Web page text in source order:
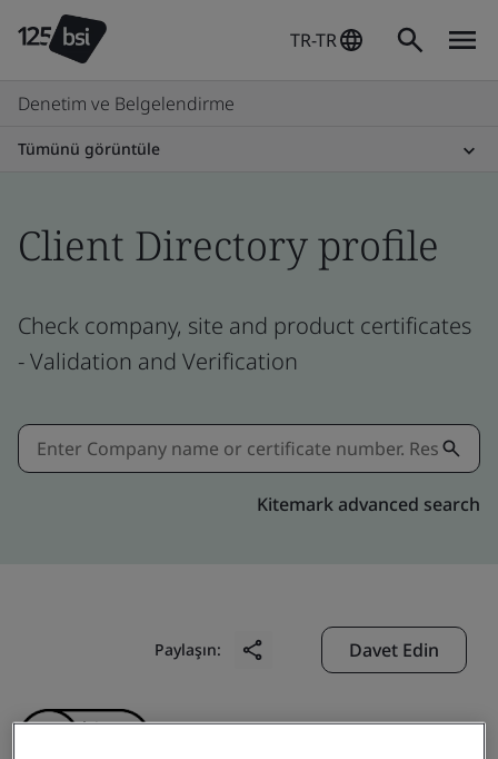
TR-TR
Denetim ve Belgelendirme
Tümünü görüntüle
Client Directory profile
Check company, site and product certificates
- Validation and Verification
Kitemark advanced search
Paylaşın: Davet Edin